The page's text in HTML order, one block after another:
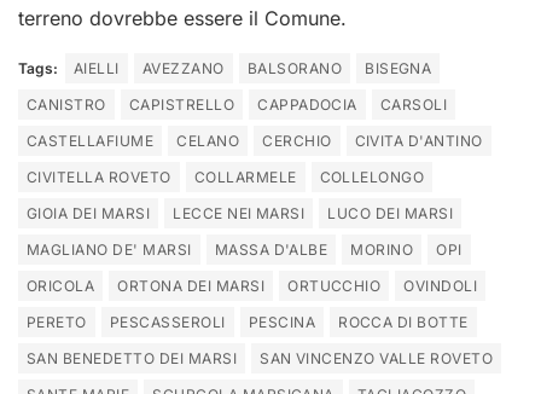
terreno dovrebbe essere il Comune.
Tags: AIELLI AVEZZANO BALSORANO
BISEGNA
CANISTRO
CAPISTRELLO CAPPADOCIA
CARSOLI
CASTELLAFIUME
CELANO CERCHIO
CIVITA D'ANTINO
CIVITELLA ROVETO
COLLARMELE
COLLELONGO
GIOIA DEI MARSI
LECCE NEI MARSI
LUCO DEI MARSI
MAGLIANO DE' MARSI
MASSA D'ALBE MORINO
OPI
ORICOLA
ORTONA DEI MARSI ORTUCCHIO
OVINDOLI
PERETO
PESCASSEROLI PESCINA
ROCCA DI BOTTE
SAN BENEDETTO DEI MARSI
SAN VINCENZO VALLE ROVETO